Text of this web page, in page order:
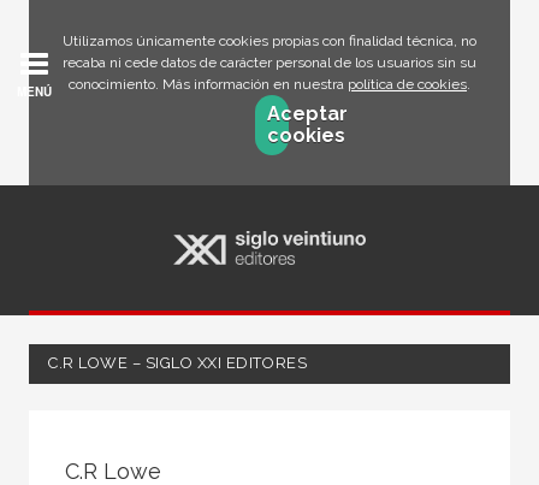
Utilizamos únicamente cookies propias con finalidad técnica, no
recaba ni cede datos de carácter personal de los usuarios sin su
conocimiento. Más información en nuestra política de cookies.
Aceptar
cookies
MENÚ
C.R LOWE – SIGLO XXI EDITORES
C.R Lowe